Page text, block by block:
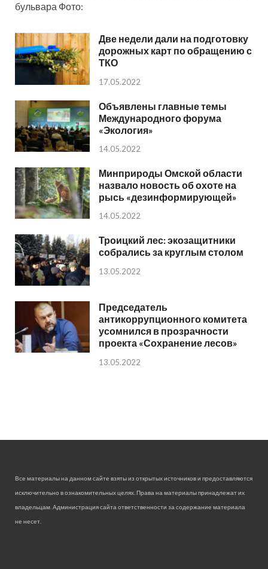
бульвара Фото:
Две недели дали на подготовку
дорожных карт по обращению с
ТКО
17.05.2022
Объявлены главные темы
Международного форума
«Экология»
14.05.2022
Минприроды Омской области
назвало новость об охоте на
рысь «дезинформирующей»
14.05.2022
Троицкий лес: экозащитники
собрались за круглым столом
13.05.2022
Председатель
антикоррупционного комитета
усомнился в прозрачности
проекта «Сохранение лесов»
13.05.2022
Все материалы на данном сайте взяты из открытых источников и предоставляются
исключительно в ознакомительных целях. Права на материалы принадлежат их
владельцам. Администрация сайта ответственности за содержание материала
не несет.